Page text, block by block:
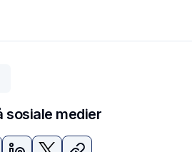
sosiale medier